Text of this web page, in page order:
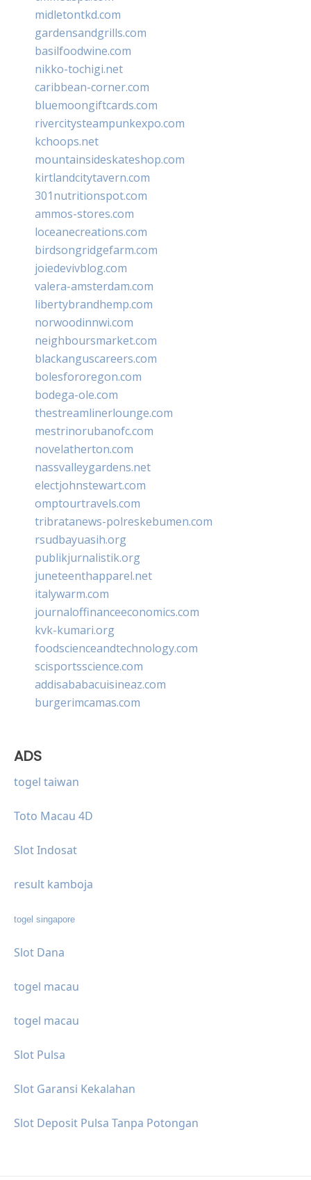
midletontkd.com
gardensandgrills.com
basilfoodwine.com
nikko-tochigi.net
caribbean-corner.com
bluemoongiftcards.com
rivercitysteampunkexpo.com
kchoops.net
mountainsideskateshop.com
kirtlandcitytavern.com
301nutritionspot.com
ammos-stores.com
loceanecreations.com
birdsongridgefarm.com
joiedevivblog.com
valera-amsterdam.com
libertybrandhemp.com
norwoodinnwi.com
neighboursmarket.com
blackanguscareers.com
bolesfororegon.com
bodega-ole.com
thestreamlinerlounge.com
mestrinorubanofc.com
novelatherton.com
nassvalleygardens.net
electjohnstewart.com
omptourtravels.com
tribratanews-polreskebumen.com
rsudbayuasih.org
publikjurnalistik.org
juneteenthapparel.net
italywarm.com
journaloffinanceeconomics.com
kvk-kumari.org
foodscienceandtechnology.com
scisportsscience.com
addisababacuisineaz.com
burgerimcamas.com
ADS
togel taiwan
Toto Macau 4D
Slot Indosat
result kamboja
togel singapore
Slot Dana
togel macau
togel macau
Slot Pulsa
Slot Garansi Kekalahan
Slot Deposit Pulsa Tanpa Potongan